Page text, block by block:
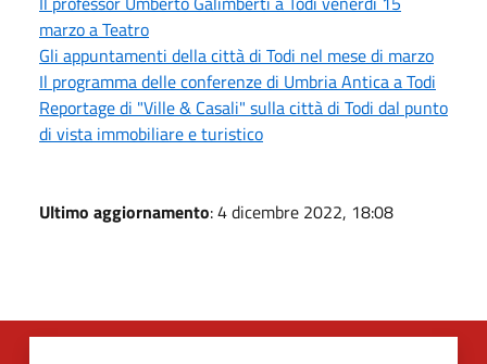
marzo a Teatro
Gli appuntamenti della città di Todi nel mese di marzo
Il programma delle conferenze di Umbria Antica a Todi
Reportage di "Ville & Casali" sulla città di Todi dal punto
di vista immobiliare e turistico
Ultimo aggiornamento: 4 dicembre 2022, 18:08